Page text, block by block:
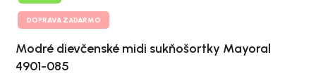
DOPRAVA ZADARMO
Modré dievčenské midi sukňošortky Mayoral
4901-085